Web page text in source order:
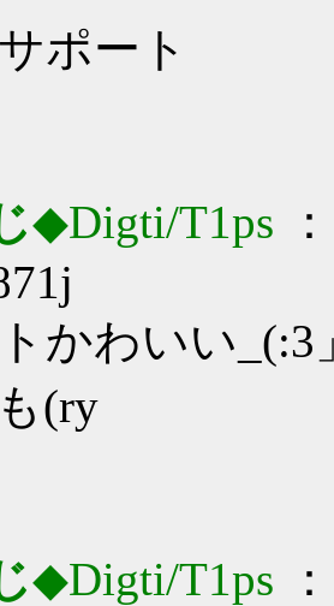
ポート
◆Digti/T1ps
かわいい_(:3
(ry
◆Digti/T1ps